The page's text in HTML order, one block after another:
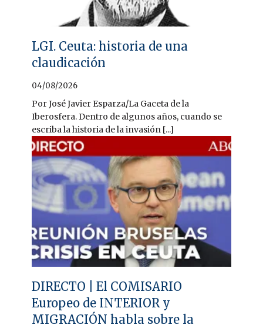
LGI. Ceuta: historia de una
claudicación
04/08/2026
Por José Javier Esparza/La Gaceta de la
Iberosfera. Dentro de algunos años, cuando se
escriba la historia de la invasión [...]
DIRECTO | El COMISARIO
Europeo de INTERIOR y
MIGRACIÓN habla sobre la